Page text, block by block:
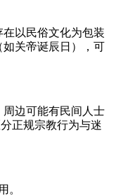
以民俗文化为包装
关帝诞辰日），可
边可能有民间人士
正规宗教行为与迷
。